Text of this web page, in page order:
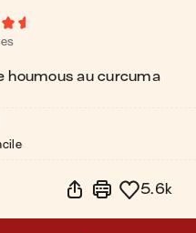
houmous au curcuma
5.6k